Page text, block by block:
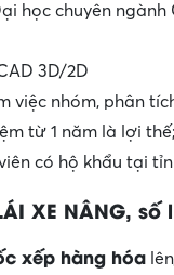
học chuyên
3D/2D
việc nhóm, phân
từ 1 năm là lợi
có hộ khẩu tại
XE NÂNG, số
xếp hàng hóa